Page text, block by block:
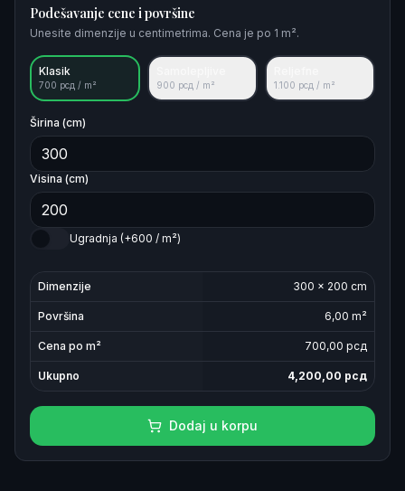
Podešavanje cene i površine
Unesite dimenzije u centimetrima. Cena je po 1 m².
Klasik
700 рсд / m² 900 рсд / m² 1.100 рсд / m²
Širina (cm)
Visina (cm)
Ugradnja (+600 / m²)
Dimenzije 300 × 200 cm
Površina 6,00 m²
Cena po m² 700,00 рсд
Ukupno 4,200,00 рсд
Dodaj u korpu